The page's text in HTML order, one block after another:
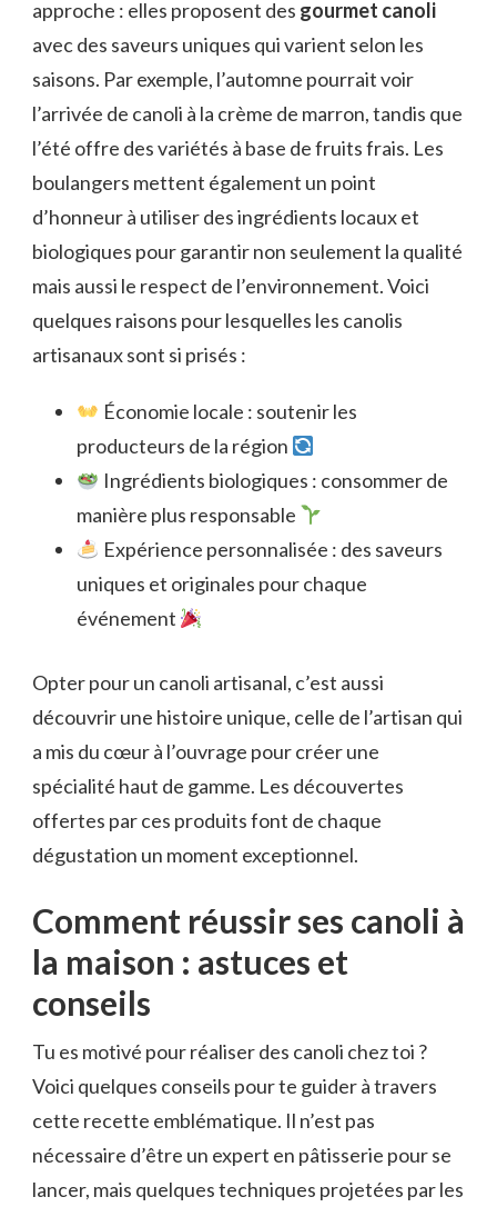
approche : elles proposent des gourmet canoli
avec des saveurs uniques qui varient selon les
saisons. Par exemple, l’automne pourrait voir
l’arrivée de canoli à la crème de marron, tandis que
l’été offre des variétés à base de fruits frais. Les
boulangers mettent également un point
d’honneur à utiliser des ingrédients locaux et
biologiques pour garantir non seulement la qualité
mais aussi le respect de l’environnement. Voici
quelques raisons pour lesquelles les canolis
artisanaux sont si prisés :
Économie locale : soutenir les
producteurs de la région
Ingrédients biologiques : consommer de
manière plus responsable
Expérience personnalisée : des saveurs
uniques et originales pour chaque
événement
Opter pour un canoli artisanal, c’est aussi
découvrir une histoire unique, celle de l’artisan qui
a mis du cœur à l’ouvrage pour créer une
spécialité haut de gamme. Les découvertes
offertes par ces produits font de chaque
dégustation un moment exceptionnel.
Comment réussir ses canoli à
la maison : astuces et
conseils
Tu es motivé pour réaliser des canoli chez toi ?
Voici quelques conseils pour te guider à travers
cette recette emblématique. Il n’est pas
nécessaire d’être un expert en pâtisserie pour se
lancer, mais quelques techniques projetées par les